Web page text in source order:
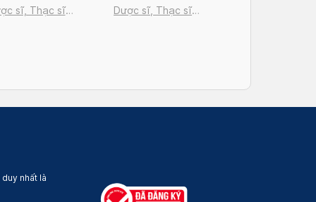
sĩ, Thạc sĩ
Dược sĩ, Thạc sĩ
nhất là